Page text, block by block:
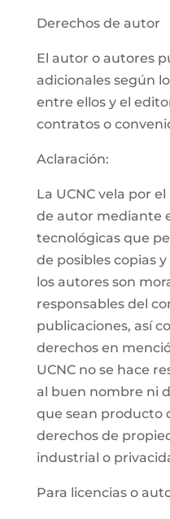
Derechos de autor
El autor o autores
adicionales según
entre ellos y el
contratos o
Aclaración:
La UCNC vela por
de autor mediante
tecnológicas que
de posibles copias
los autores son
responsables del
publicaciones, así
derechos en
UCNC no se hace
al buen nombre ni
que sean producto
derechos de
industrial o
Para licencias o